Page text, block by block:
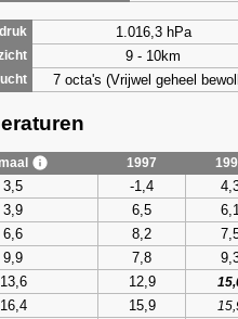
1.016,3 hPa
9 - 10km
7 octa's (Vrijwel geheel
1997
3,5 -1,4
3,9 6,5
6,6 8,2
9,9 7,8
13,6 12,9
16,4 15,9